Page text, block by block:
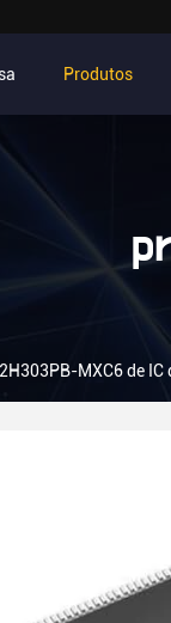
Produtos
MXC6 de IC